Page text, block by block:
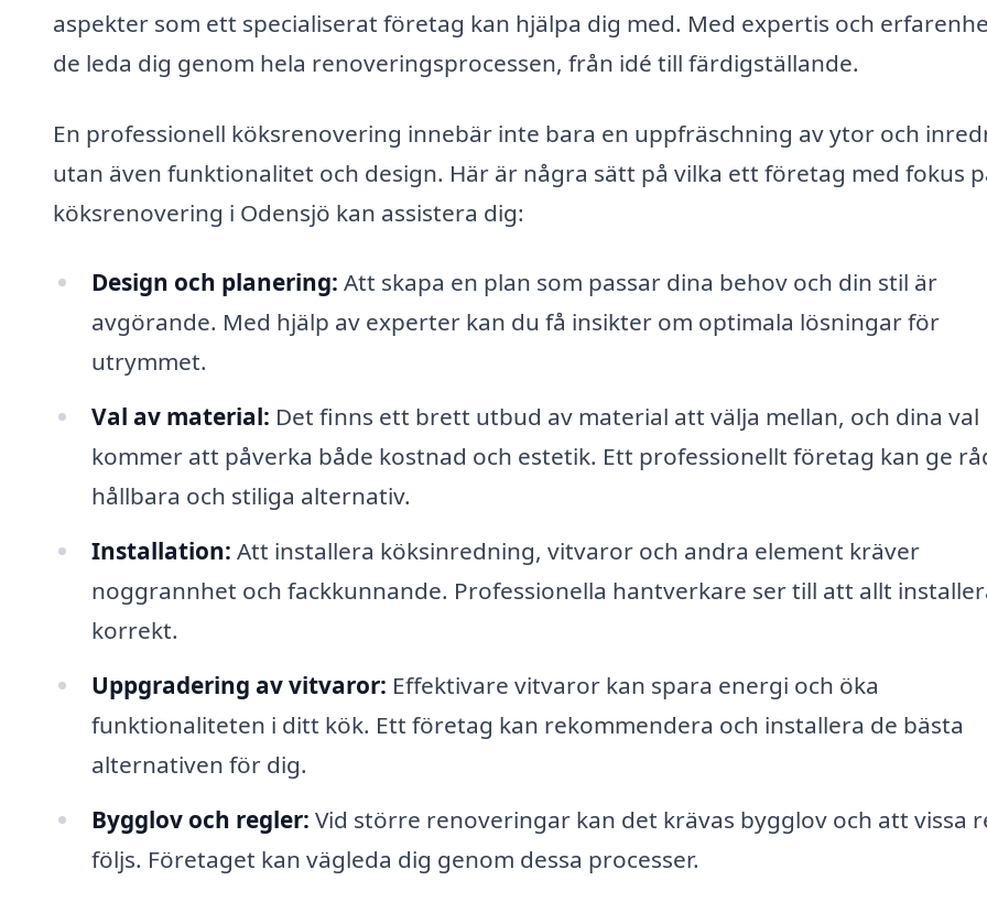
aspekter som ett specialiserat företag kan hjälpa dig med. Med expertis och
de leda dig genom hela renoveringsprocessen, från idé till färdigställande.
En professionell köksrenovering innebär inte bara en uppfräschning av ytor och
utan även funktionalitet och design. Här är några sätt på vilka ett företag med fokus
köksrenovering i Odensjö kan assistera dig:
Design och planering: Att skapa en plan som passar dina behov och din stil är
avgörande. Med hjälp av experter kan du få insikter om optimala lösningar för
utrymmet.
Val av material: Det finns ett brett utbud av material att välja mellan, och dina val
kommer att påverka både kostnad och estetik. Ett professionellt företag kan ge
hållbara och stiliga alternativ.
Installation: Att installera köksinredning, vitvaror och andra element kräver
noggrannhet och fackkunnande. Professionella hantverkare ser till att allt
korrekt.
Uppgradering av vitvaror: Effektivare vitvaror kan spara energi och öka
funktionaliteten i ditt kök. Ett företag kan rekommendera och installera de bästa
alternativen för dig.
Bygglov och regler: Vid större renoveringar kan det krävas bygglov och att vissa
följs. Företaget kan vägleda dig genom dessa processer.